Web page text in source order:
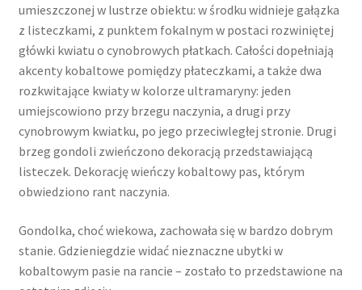
umieszczonej w lustrze obiektu: w środku widnieje gałązka
z listeczkami, z punktem fokalnym w postaci rozwiniętej
główki kwiatu o cynobrowych płatkach. Całości dopełniają
akcenty kobaltowe pomiędzy płateczkami, a także dwa
rozkwitające kwiaty w kolorze ultramaryny: jeden
umiejscowiono przy brzegu naczynia, a drugi przy
cynobrowym kwiatku, po jego przeciwległej stronie. Drugi
brzeg gondoli zwieńczono dekoracją przedstawiającą
listeczek. Dekorację wieńczy kobaltowy pas, którym
obwiedziono rant naczynia.
Gondolka, choć wiekowa, zachowała się w bardzo dobrym
stanie. Gdzieniegdzie widać nieznaczne ubytki w
kobaltowym pasie na rancie – zostało to przedstawione na